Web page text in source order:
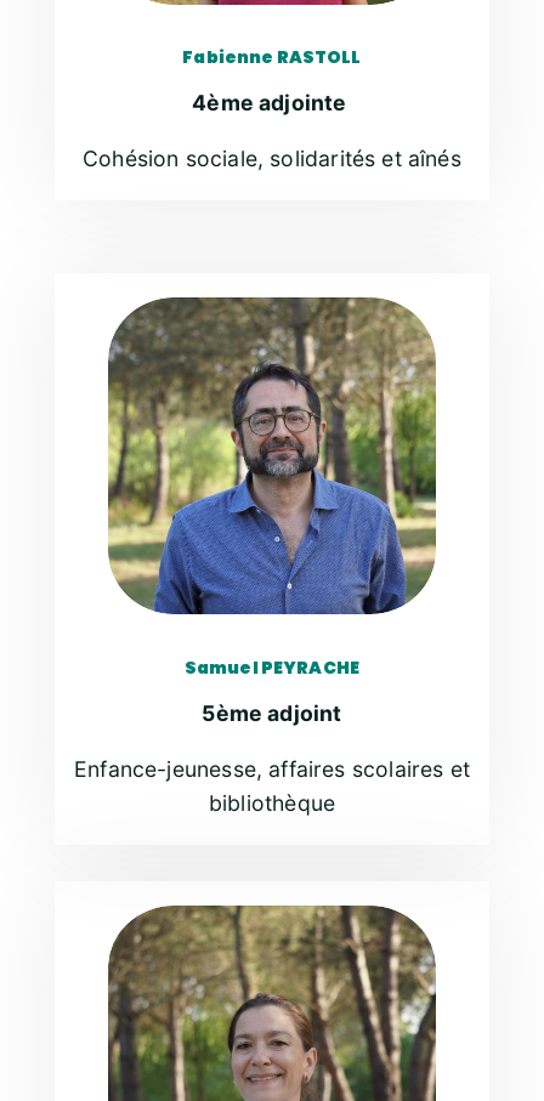
Fabienne RASTOLL
4ème adjointe
Cohésion sociale, solidarités et aînés
Samuel PEYRACHE
5ème adjoint
Enfance-jeunesse, affaires scolaires et
bibliothèque